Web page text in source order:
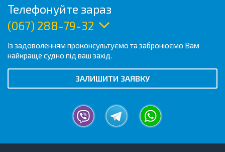
Телефонуйте зараз
(067) 288-79-32
Із задоволенням проконсультуємо та забронюємо Вам
найкраще судно під ваш захід.
ЗАЛИШИТИ ЗАЯВКУ